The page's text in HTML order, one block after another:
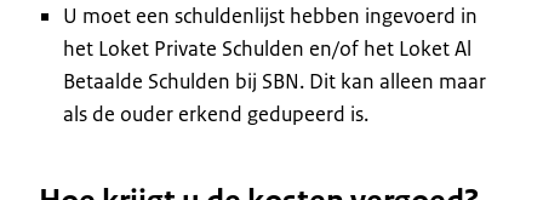
U moet een schuldenlijst hebben ingevoerd in
het Loket Private Schulden en/of het Loket Al
Betaalde Schulden bij SBN. Dit kan alleen maar
als de ouder erkend gedupeerd is.